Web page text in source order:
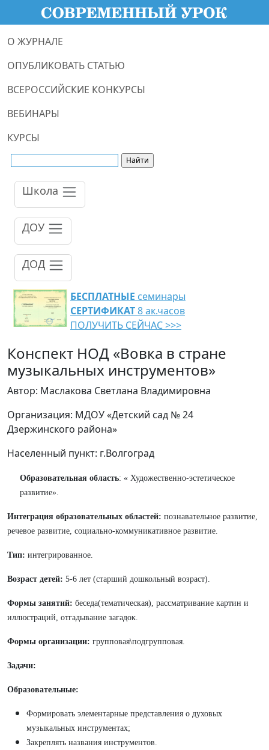
О ЖУРНАЛЕ
ОПУБЛИКОВАТЬ СТАТЬЮ
ВСЕРОССИЙСКИЕ КОНКУРСЫ
ВЕБИНАРЫ
КУРСЫ
Школа
ДОУ
ДОД
БЕСПЛАТНЫЕ семинары
СЕРТИФИКАТ8 ак.часов
ПОЛУЧИТЬ СЕЙЧАС >>>
Конспект НОД «Вовка в стране
музыкальных инструментов»
Автор: Маслакова Светлана Владимировна
Организация: МДОУ «Детский сад № 24
Дзержинского района»
Населенный пункт: г.Волгоград
Образовательная область: « Художественно-эстетическое
развитие».
Интеграция образовательных областей: познавательное развитие,
речевое развитие, социально-коммуникативное развитие.
Тип: интегрированное.
Возраст детей: 5-6 лет (старший дошкольный возраст).
Формы занятий: беседа(тематическая), рассматривание картин и
иллюстраций, отгадывание загадок.
Формы организации: групповая\подгрупповая.
Задачи:
Образовательные:
Формировать элементарные представления о духовых
музыкальных инструментах;
Закреплять названия инструментов.